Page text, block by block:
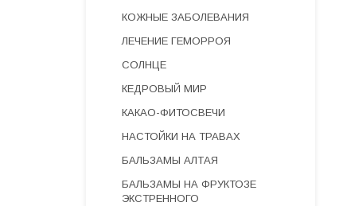
КОЖНЫЕ ЗАБОЛЕВАНИЯ
ЛЕЧЕНИЕ ГЕМОРРОЯ
СОЛНЦЕ
КЕДРОВЫЙ МИР
КАКАО-ФИТОСВЕЧИ
НАСТОЙКИ НА ТРАВАХ
БАЛЬЗАМЫ АЛТАЯ
БАЛЬЗАМЫ НА ФРУКТОЗЕ
ЭКСТРЕННОГО